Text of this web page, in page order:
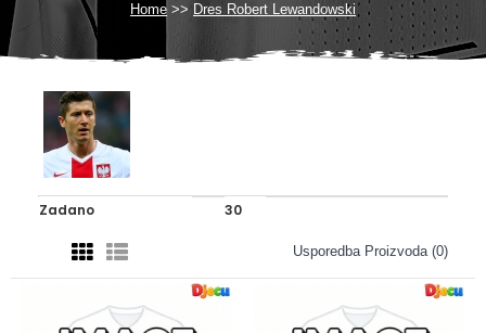
Home Dres Robert Lewandowski
Usporedba Proizvoda (0)